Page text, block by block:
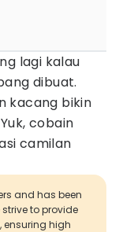
lagi kalau
dibuat.
kacang bikin
cobain
camilan
and has been
to provide
ensuring high